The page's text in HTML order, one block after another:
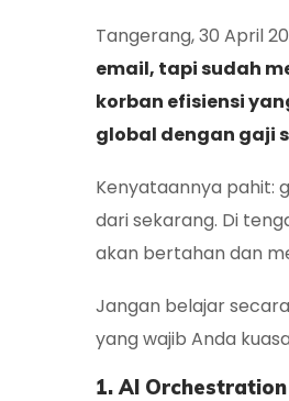
Tangerang, 30 April
email, tapi sudah
korban efisiensi
global dengan gaji
Kenyataannya pahit:
dari sekarang. Di
akan bertahan dan
Jangan belajar
yang wajib Anda
1. AI